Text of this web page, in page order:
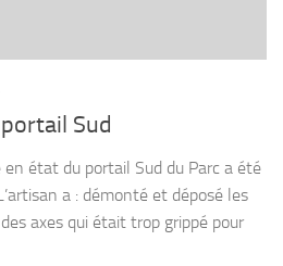
Sud
état du portail Sud du Parc a été
a : démonté et déposé les
axes qui était trop grippé pour